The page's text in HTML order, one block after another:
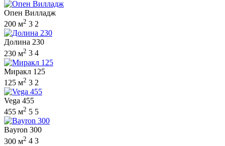
Опен Вилладж
200 м2 3 2
Долина 230
230 м2 3 4
Миракл 125
125 м2 3 2
Vega 455
455 м2 5 5
Bayron 300
300 м2 4 3